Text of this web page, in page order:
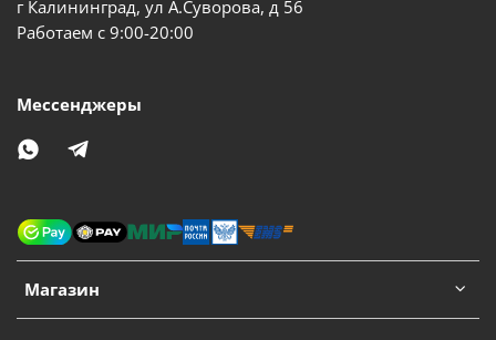
Магазин
г Калининград, ул А.Суворова, д 56
Работаем с 9:00-20:00
Мессенджеры